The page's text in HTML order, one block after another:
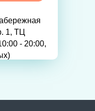
1, ТЦ
- 20:00,